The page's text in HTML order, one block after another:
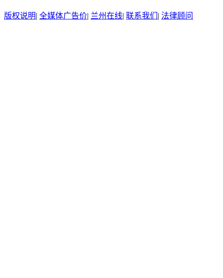
版权说明| 全媒体广告价| 兰州在线| 联系我们 | 法律顾问